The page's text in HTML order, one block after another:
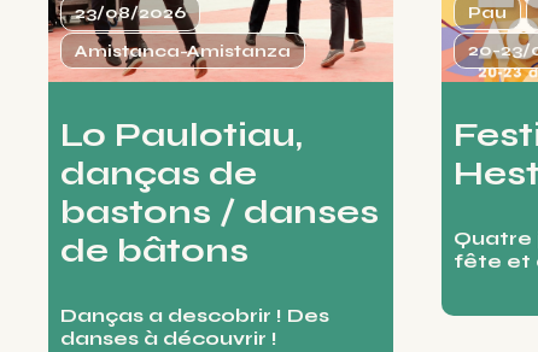
23/08/2026
Amistanca-Amistanza
Lo Paulotiau,
danças de
bastons / danses
de bâtons
Danças a descobrir ! Des
danses à découvrir !
Pau
20-23/
Quatre
fête et